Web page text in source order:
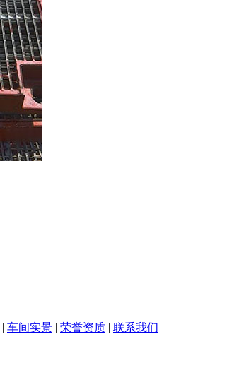
| 车间实景 | 荣誉资质 | 联系我们